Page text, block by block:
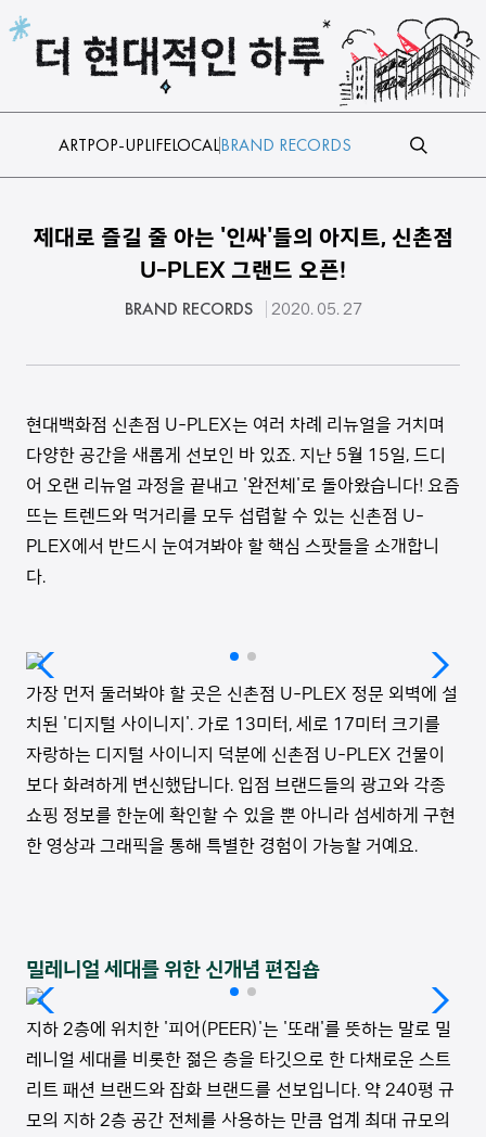
본문 바로가기
ARTPOP-UPLIFELOCALBRAND RECORDS
제대로 즐길 줄 아는 '인싸'들의 아지트, 신촌점
U-PLEX 그랜드 오픈!
BRAND RECORDS 2020. 05. 27
현대백화점 신촌점 U-PLEX는 여러 차례 리뉴얼을 거치며
다양한 공간을 새롭게 선보인 바 있죠. 지난 5월 15일, 드디
어 오랜 리뉴얼 과정을 끝내고 '완전체'로 돌아왔습니다! 요즘
뜨는 트렌드와 먹거리를 모두 섭렵할 수 있는 신촌점 U-
PLEX에서 반드시 눈여겨봐야 할 핵심 스팟들을 소개합니
다.
가장 먼저 둘러봐야 할 곳은 신촌점 U-PLEX 정문 외벽에 설
치된 '디지털 사이니지'. 가로 13미터, 세로 17미터 크기를
자랑하는 디지털 사이니지 덕분에 신촌점 U-PLEX 건물이
보다 화려하게 변신했답니다. 입점 브랜드들의 광고와 각종
쇼핑 정보를 한눈에 확인할 수 있을 뿐 아니라 섬세하게 구현
한 영상과 그래픽을 통해 특별한 경험이 가능할 거예요.
밀레니얼 세대를 위한 신개념 편집숍
지하 2층에 위치한 '피어(PEER)'는 '또래'를 뜻하는 말로 밀
레니얼 세대를 비롯한 젊은 층을 타깃으로 한 다채로운 스트
리트 패션 브랜드와 잡화 브랜드를 선보입니다. 약 240평 규
모의 지하 2층 공간 전체를 사용하는 만큼 업계 최대 규모의